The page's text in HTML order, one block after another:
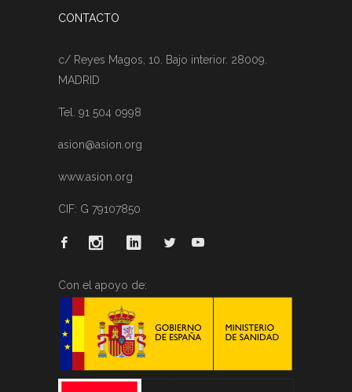
CONTACTO
c/ Reyes Magos, 10. Bajo interior. 28009.
MADRID
Tel. 91 504 0998
asion@asion.org
www.asion.org
CIF: G 79107850
Con el apoyo de: